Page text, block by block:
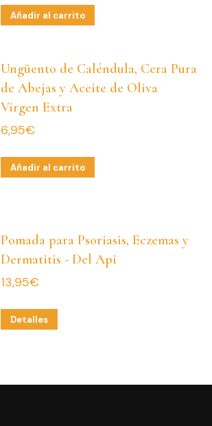
Añadir al carrito
Ungüento de Caléndula, Cera Pura
de Abejas y Aceite de Oliva
Virgen Extra
6,95€
Añadir al carrito
Pomada para Psoriasis, Eczemas y
Dermatitis - Del Api
13,95€
Detalles